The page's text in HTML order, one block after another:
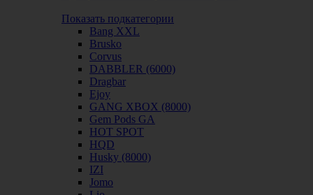
Показать подкатегории
Bang XXL
Brusko
Corvus
DABBLER (6000)
Dragbar
Ejoy
GANG XBOX (8000)
Gem Pods GA
HOT SPOT
HQD
Husky (8000)
IZI
Jomo